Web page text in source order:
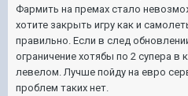
Фармить на премах стало
хотите закрыть игру как и
правильно. Если в след
ограничение хотябы по 2 супера в
левелом. Лучше пойду на евро
проблем таких нет.